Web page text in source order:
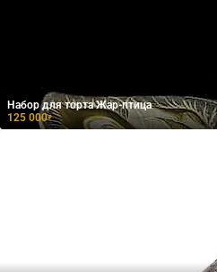
Набор для торта Жар-птица
125 000₽